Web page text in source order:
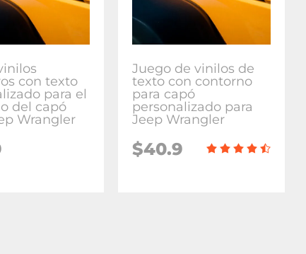
con texto
para el
del capó
Wrangler
Juego de vinilos de
texto con contorno
para capó
personalizado para
Jeep Wrangler
$40.9